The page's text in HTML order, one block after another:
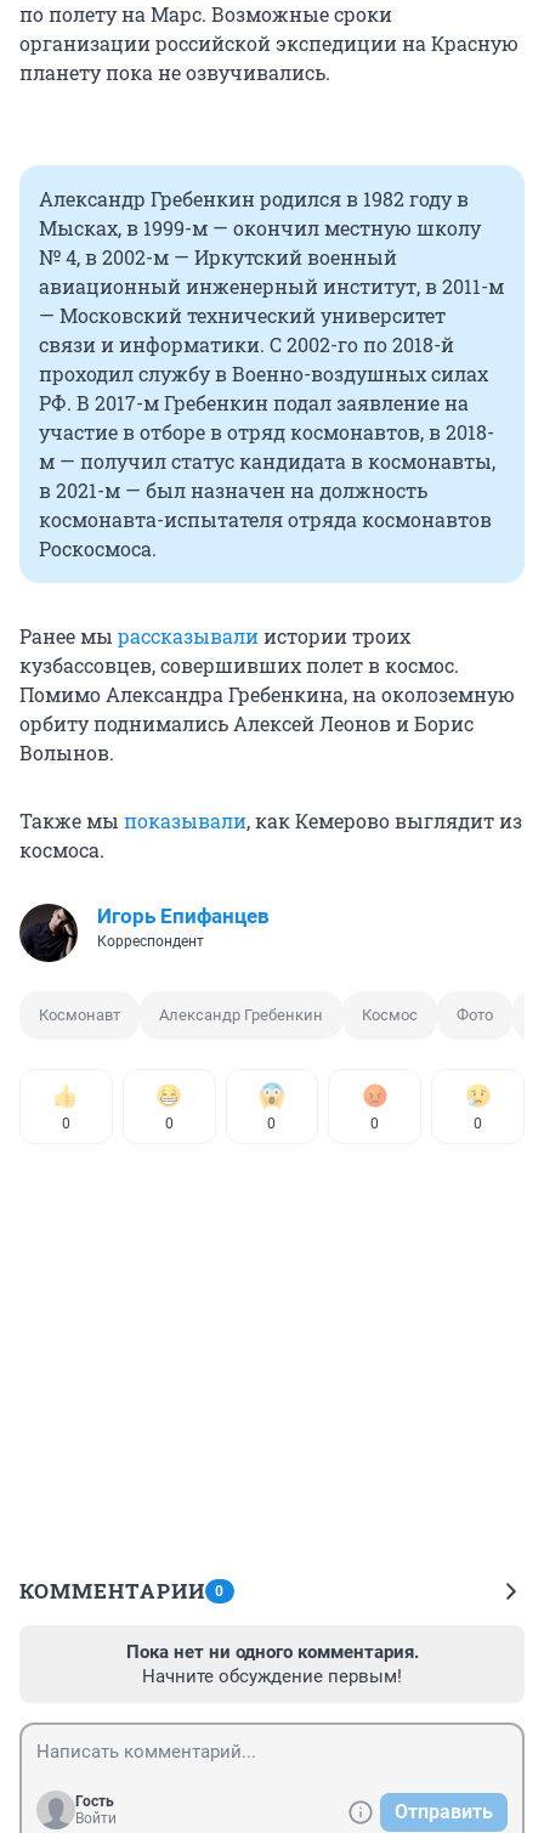
по полету на Марс. Возможные сроки
организации российской экспедиции на Красную
планету пока не озвучивались.
Александр Гребенкин родился в 1982 году в
Мысках, в 1999-м — окончил местную школу
№ 4, в 2002-м — Иркутский военный
авиационный инженерный институт, в 2011-м
— Московский технический университет
связи и информатики. С 2002-го по 2018-й
проходил службу в Военно-воздушных силах
РФ. В 2017-м Гребенкин подал заявление на
участие в отборе в отряд космонавтов, в 2018-
м — получил статус кандидата в космонавты,
в 2021-м — был назначен на должность
космонавта-испытателя отряда космонавтов
Роскосмоса.
Ранее мы рассказывалиистории троих
кузбассовцев, совершивших полет в космос.
Помимо Александра Гребенкина, на околоземную
орбиту поднимались Алексей Леонов и Борис
Волынов.
Также мы показывали, как Кемерово выглядит из
космоса.
Игорь Епифанцев
Корреспондент
Космонавт Александр Гребенкин Космос Фото
0 0 0 0 0
КОММЕНТАРИИ 0
Пока нет ни одного комментария.
Начните обсуждение первым!
Гость
Войти
Отправить